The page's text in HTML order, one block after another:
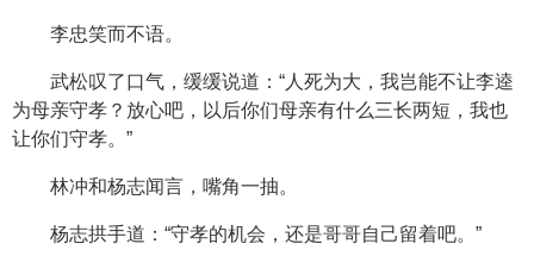
李忠笑而不语。
武松叹了口气，缓缓说道：“人死为大，我岂能不让李逵
为母亲守孝？放心吧，以后你们母亲有什么三长两短，我也
让你们守孝。”
林冲和杨志闻言，嘴角一抽。
杨志拱手道：“守孝的机会，还是哥哥自己留着吧。”